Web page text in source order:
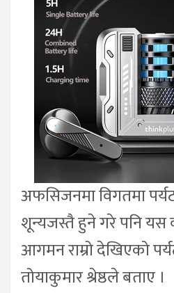
अफसिजनमा विगतमा
शून्यजस्तै हुने गरे पनि यस
आगमन राम्रो देखिएको
तोयाकुमार श्रेष्ठले बताए ।